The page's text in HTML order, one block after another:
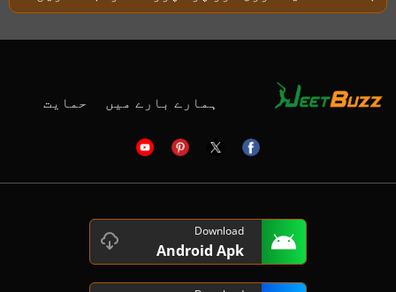
ہمارے بارے میں حمایت
Download
Android Apk